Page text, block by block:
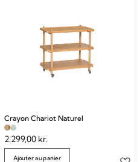
Crayon Chariot Naturel
2.299,00 kr.
Ajouter au panier